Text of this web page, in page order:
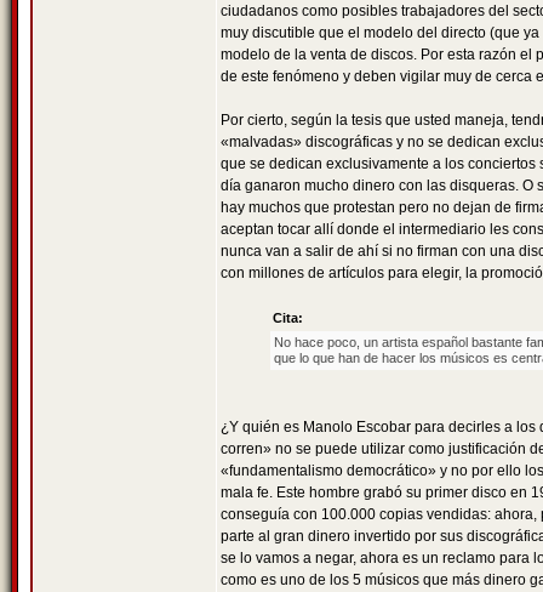
ciudadanos como posibles trabajadores del
muy discutible que el modelo del directo (que
modelo de la venta de discos. Por esta razón
de este fenómeno y deben vigilar muy de cerca
Por cierto, según la tesis que usted maneja,
«malvadas» discográficas y no se dedican
que se dedican exclusivamente a los
día ganaron mucho dinero con las disqueras. O
hay muchos que protestan pero no dejan de
aceptan tocar allí donde el intermediario les
nunca van a salir de ahí si no firman con una
con millones de artículos para elegir, la
Cita:
No hace poco, un artista español bastante
que lo que han de hacer los músicos es
¿Y quién es Manolo Escobar para decirles a
corren» no se puede utilizar como justificación
«fundamentalismo democrático» y no por ello
mala fe. Este hombre grabó su primer disco en
conseguía con 100.000 copias vendidas:
parte al gran dinero invertido por sus
se lo vamos a negar, ahora es un reclamo para
como es uno de los 5 músicos que más dinero